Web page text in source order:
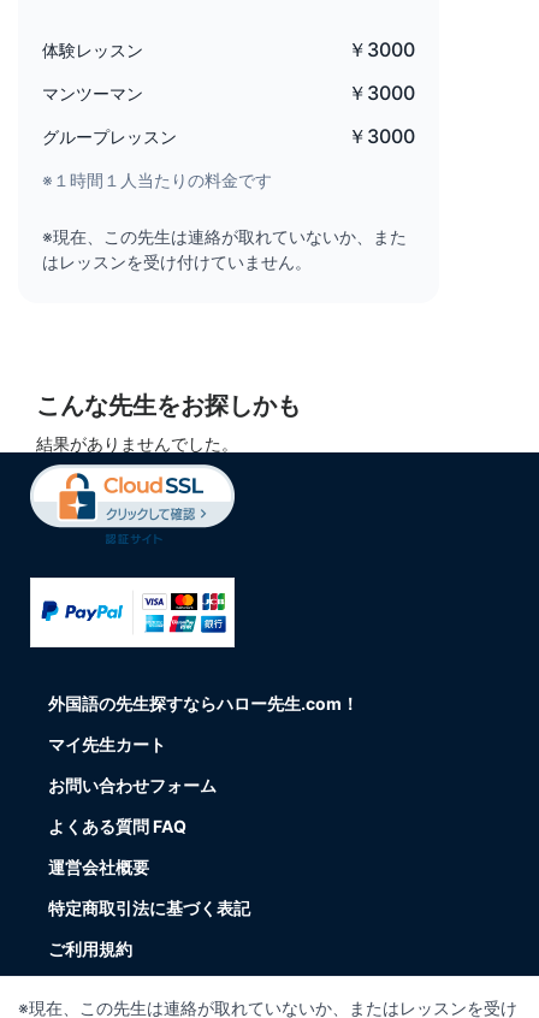
体験レッスン ￥3000
マンツーマン ￥3000
グループレッスン ￥3000
※１時間１人当たりの料金です
※現在、この先生は連絡が取れていないか、また
はレッスンを受け付けていません。
※現在、この先生は連絡が取れていないか、またはレッスンを受け
こんな先生をお探しかも
結果がありませんでした。
外国語の先生探すならハロー先生.com！
マイ先生カート
お問い合わせフォーム
よくある質問 FAQ
運営会社概要
特定商取引法に基づく表記
ご利用規約